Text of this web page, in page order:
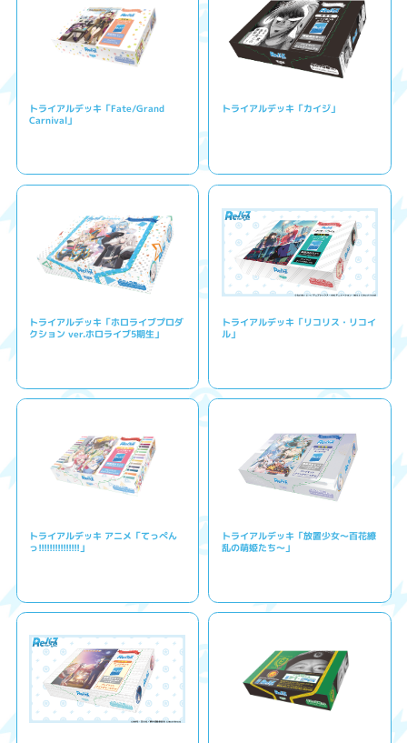
トライアルデッキ「Fate/Grand
Carnival」
トライアルデッキ「カイジ」
トライアルデッキ「ホロライブプロダ
クション ver.ホロライブ5期生」
トライアルデッキ「リコリス・リコイ
ル」
トライアルデッキ アニメ「てっぺん
っ!!!!!!!!!!!!!!!」
トライアルデッキ「放置少女〜百花繚
乱の萌姫たち〜」